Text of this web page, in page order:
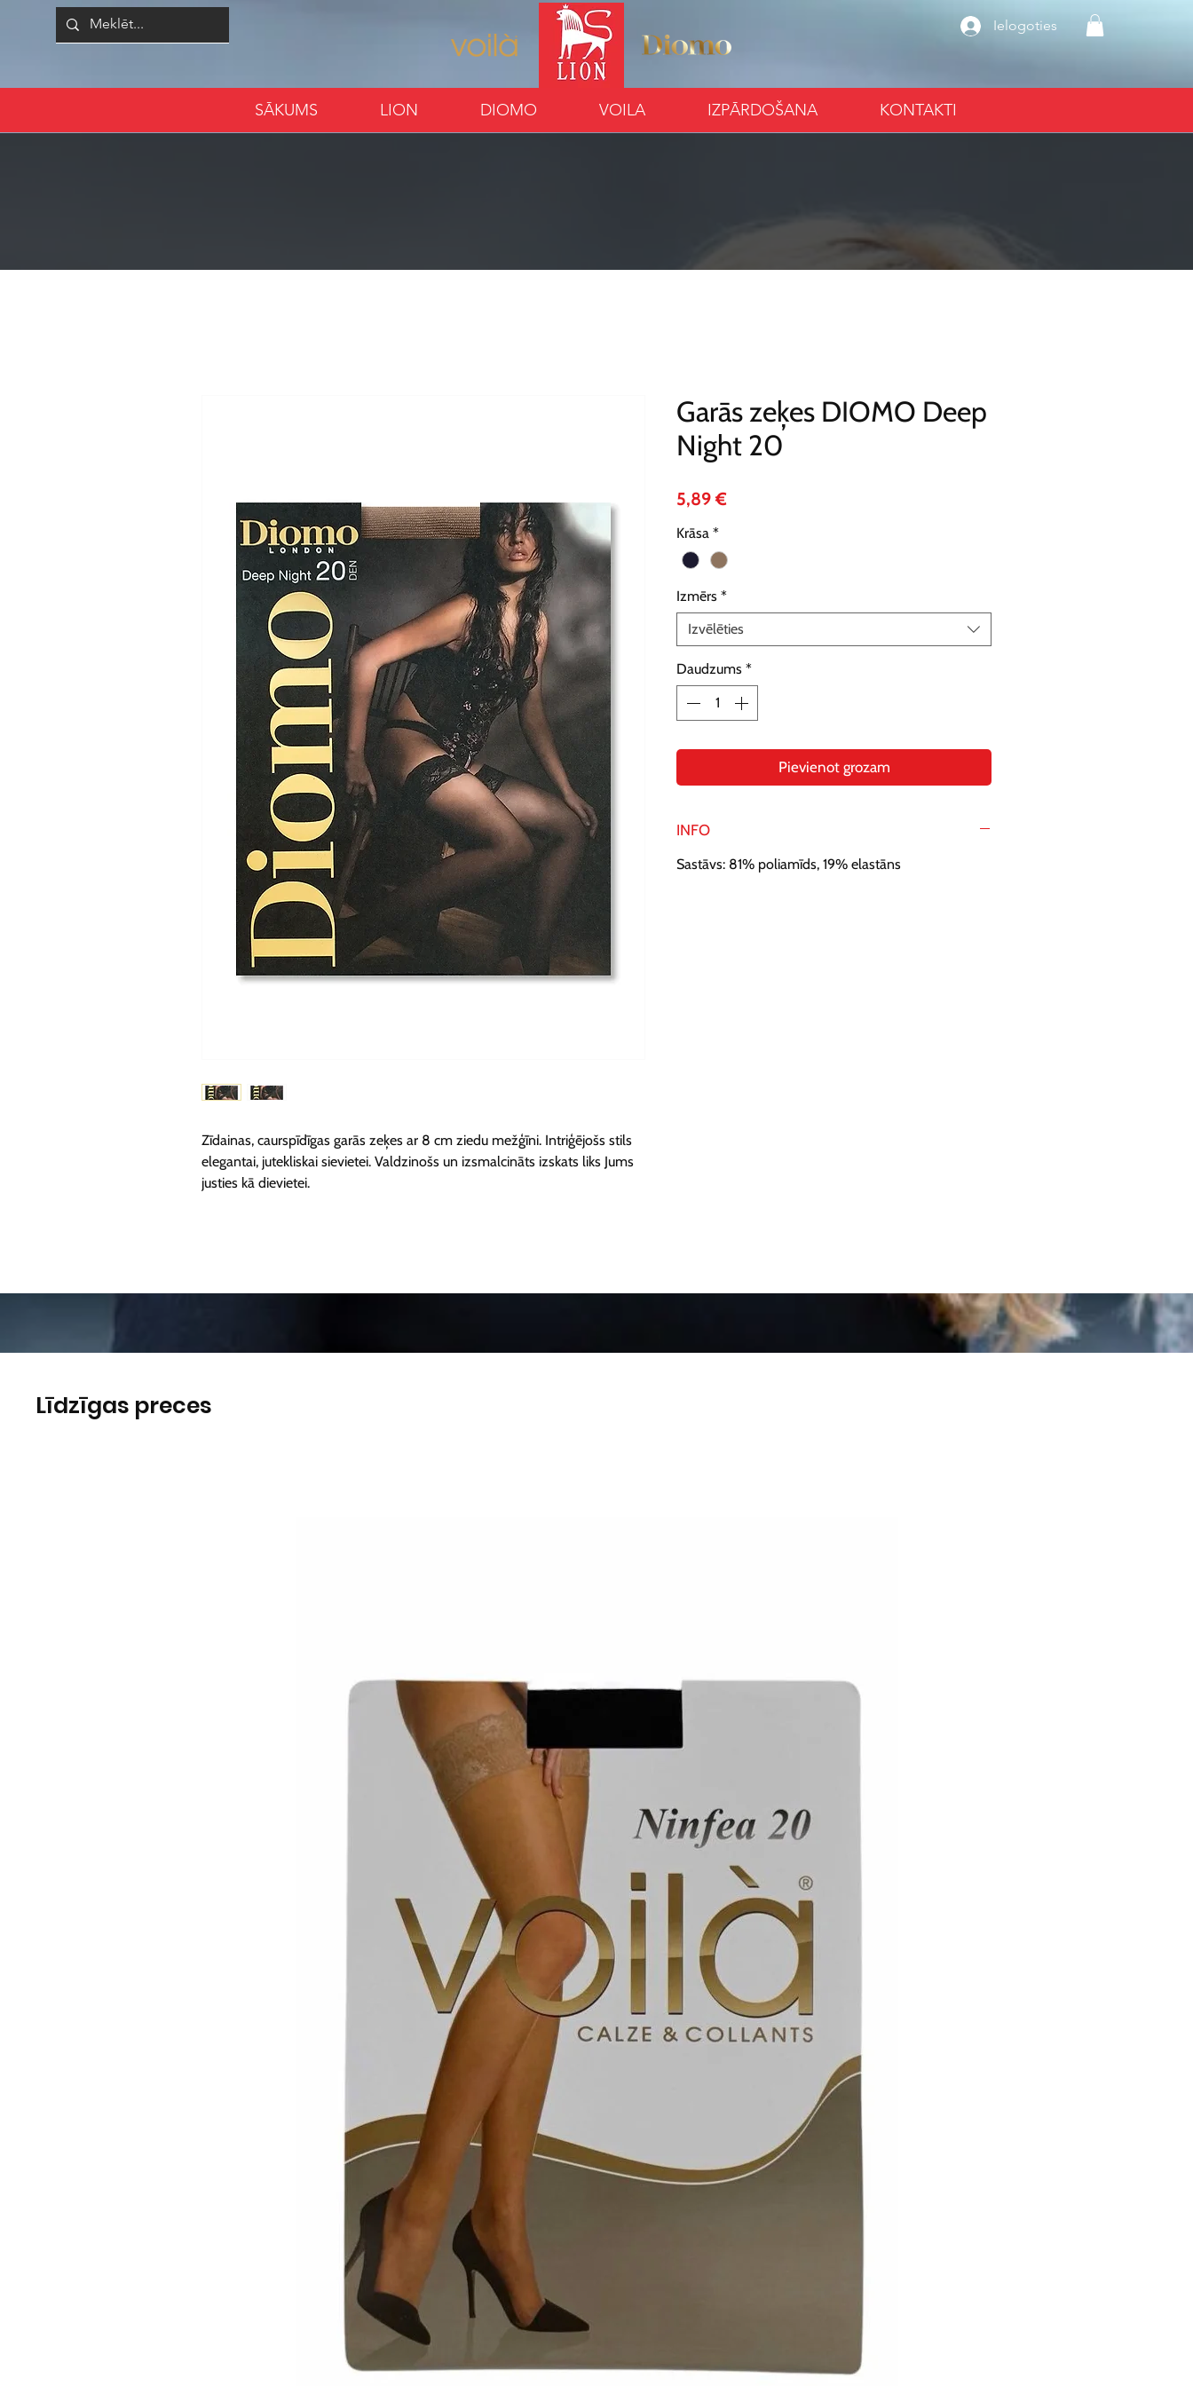
Ielogoties
SĀKUMS LION DIOMO VOILA IZPĀRDOŠANA KONTAKTI
Zīdainas, caurspīdīgas garās zeķes ar 8 cm ziedu mežģīni. Intriģējošs stils
elegantai, jutekliskai sievietei. Valdzinošs un izsmalcināts izskats liks Jums
justies kā dievietei.
Garās zeķes DIOMO Deep
Night 20
5,89 €Cena
Krāsa *
Izmērs *
Izvēlēties
Daudzums *
Pievienot grozam
INFO
Sastāvs: 81% poliamīds, 19% elastāns
Līdzīgas preces